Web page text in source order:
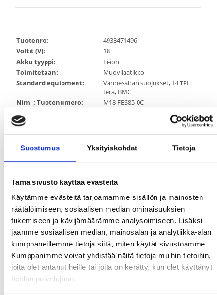
Suostumus Yksityiskohdat Tietoja
Tämä sivusto käyttää evästeitä
Käytämme evästeitä tarjoamamme sisällön ja mainosten
räätälöimiseen, sosiaalisen median ominaisuuksien
tukemiseen ja kävijämäärämme analysoimiseen. Lisäksi
jaamme sosiaalisen median, mainosalan ja analytiikka-alan
kumppaneillemme tietoja siitä, miten käytät sivustoamme.
Kumppanimme voivat yhdistää näitä tietoja muihin tietoihin,
joita olet antanut heille tai joita on kerätty, kun olet käyttänyt
heidän palvelujaan.
Tuotenro:
4933471496
Voltit (V):
18
Akku tyyppi:
Li-ion
Toimitetaan:
Muovilaatikko
Standard equipment:
Vannesahan suojukset, 14 TPI
terä, BMC
Nimi : Tuotenumero:
M18 FBS85-0C
Charger included:
Battery included:
Ei akkuja
EAN:
4058546293956
Alkuperämaa:
CN
asiakkaan
materiaalinumero:
50997188
Katso